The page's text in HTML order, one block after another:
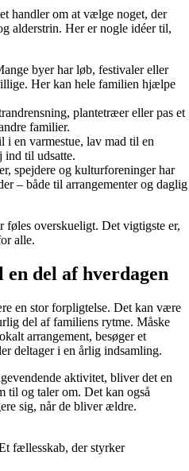
handler om at vælge noget, der
alderstrin. Her er nogle idéer til,
byer har løb, festivaler eller
Her kan hele familien hjælpe
plantetræer eller pas et
familier.
en varmestue, lav mad til en
ind til udsatte.
spejdere og kulturforeninger har
– både til arrangementer og daglig
føles overskueligt. Det vigtigste er,
alle.
del af hverdagen
en stor forpligtelse. Det kan være
del af familiens rytme. Måske
arrangement, besøger et
deltager i en årlig indsamling.
aktivitet, bliver det en
til og taler om. Det kan også
sig, når de bliver ældre.
fællesskab, der styrker